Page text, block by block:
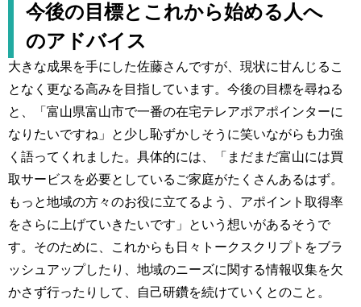
今後の目標とこれから始める人へ
のアドバイス
大きな成果を手にした佐藤さんですが、現状に甘んじるこ
となく更なる高みを目指しています。今後の目標を尋ねる
と、「富山県富山市で一番の在宅テレアポアポインターに
なりたいですね」と少し恥ずかしそうに笑いながらも力強
く語ってくれました。具体的には、「まだまだ富山には買
取サービスを必要としているご家庭がたくさんあるはず。
もっと地域の方々のお役に立てるよう、アポイント取得率
をさらに上げていきたいです」という想いがあるそうで
す。そのために、これからも日々トークスクリプトをブラ
ッシュアップしたり、地域のニーズに関する情報収集を欠
かさず行ったりして、自己研鑽を続けていくとのこと。